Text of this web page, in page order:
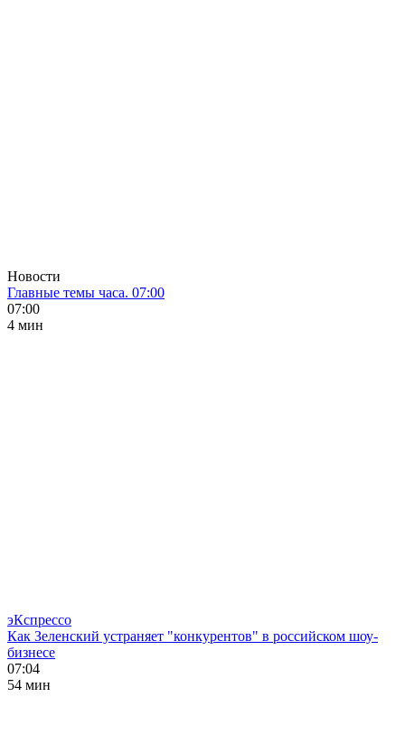
Новости
Главные темы часа. 07:00
07:00
4 мин
эКспрессо
Как Зеленский устраняет "конкурентов" в российском шоу-
бизнесе
07:04
54 мин